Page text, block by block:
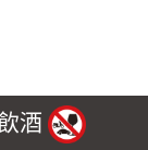
酒